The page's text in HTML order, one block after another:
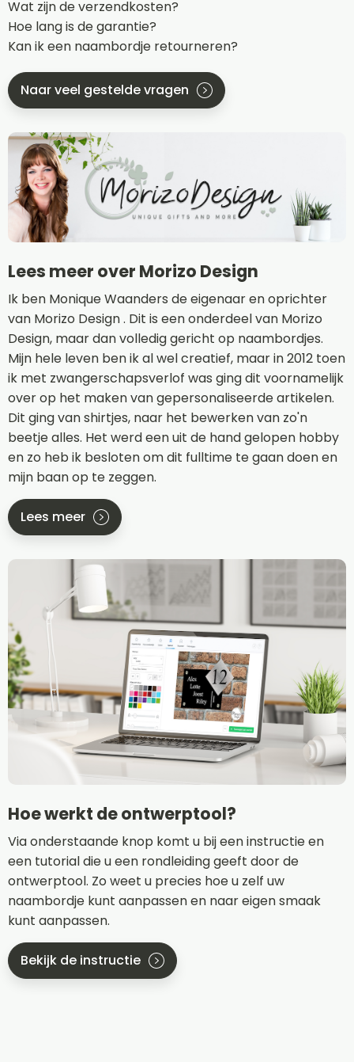
Wat zijn de verzendkosten?
Hoe lang is de garantie?
Kan ik een naambordje retourneren?
Naar veel gestelde vragen
Lees meer over Morizo Design
Ik ben Monique Waanders de eigenaar en oprichter
van Morizo Design . Dit is een onderdeel van Morizo
Design, maar dan volledig gericht op naambordjes.
Mijn hele leven ben ik al wel creatief, maar in 2012 toen
ik met zwangerschapsverlof was ging dit voornamelijk
over op het maken van gepersonaliseerde artikelen.
Dit ging van shirtjes, naar het bewerken van zo'n
beetje alles. Het werd een uit de hand gelopen hobby
en zo heb ik besloten om dit fulltime te gaan doen en
mijn baan op te zeggen.
Lees meer
Hoe werkt de ontwerptool?
Via onderstaande knop komt u bij een instructie en
een tutorial die u een rondleiding geeft door de
ontwerptool. Zo weet u precies hoe u zelf uw
naambordje kunt aanpassen en naar eigen smaak
kunt aanpassen.
Bekijk de instructie